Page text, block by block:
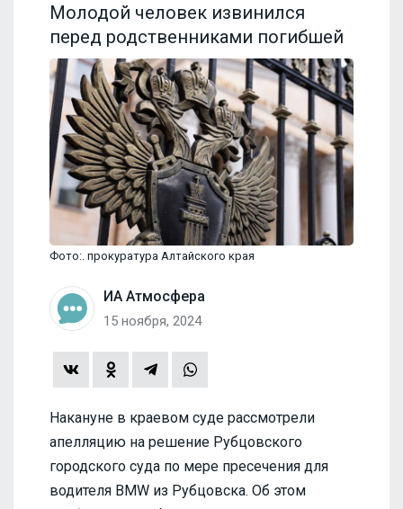
Молодой человек извинился
перед родственниками погибшей
Фото:. прокуратура Алтайского края
ИА Атмосфера
15 ноября, 2024
Накануне в краевом суде рассмотрели
апелляцию на решение Рубцовского
городского суда по мере пресечения для
водителя BMW из Рубцовска. Об этом